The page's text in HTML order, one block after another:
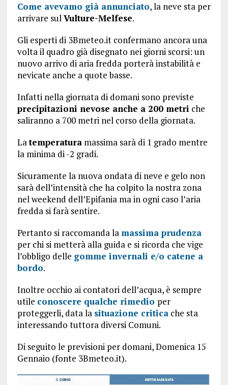
Come avevamo già annunciato, la neve sta per
arrivare sulVulture-Melfese.
Gli esperti di 3Bmeteo.it confermano ancora una
volta il quadro già disegnato nei giorni scorsi: un
nuovo arrivo di aria fredda porterà instabilità e
nevicate anche a quote basse.
Infatti nella giornata di domani sono previste
precipitazioni nevose anche a 200 metri che
saliranno a 700 metri nel corso della giornata.
Latemperaturamassima sarà di 1 grado mentre
la minima di -2 gradi.
Sicuramente la nuova ondata di neve e gelo non
sarà dell’intensità che ha colpito la nostra zona
nel weekend dell’Epifania ma in ogni caso l’aria
fredda si farà sentire.
Pertanto si raccomanda la massima prudenza
per chi si metterà alla guida e si ricorda che vige
l’obbligo delle gomme invernali e/o catene a
bordo.
Inoltre occhio ai contatori dell’acqua, è sempre
utile conoscere qualche rimedio per
proteggerli, data la situazione criticache sta
interessando tuttora diversi Comuni.
Di seguito le previsioni per domani, Domenica 15
Gennaio (fonte 3Bmeteo.it).